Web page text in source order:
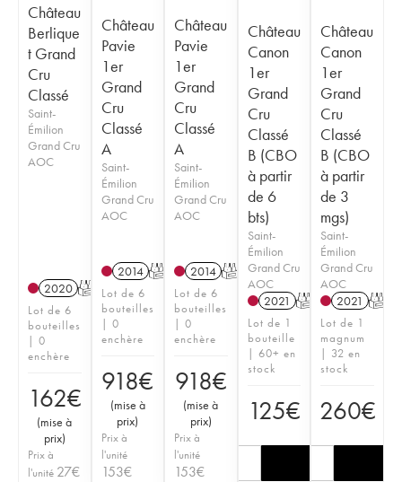
Château
Berlique
t Grand
Cru
Classé
Saint-
Émilion
Grand Cru
AOC
2020 T
Lot de 6
bouteilles
| 0
enchère
162€
(mise à
prix)
Prix à
l'unité 27€
Château
Pavie
1er
Grand
Cru
Classé
A
Saint-
Émilion
Grand Cru
AOC
2014 T
Lot de 6
bouteilles
| 0
enchère
918€
(mise à
prix)
Prix à
l'unité
153€
Château
Pavie
1er
Grand
Cru
Classé
A
Saint-
Émilion
Grand Cru
AOC
2014 T
Lot de 6
bouteilles
| 0
enchère
918€
(mise à
prix)
Prix à
l'unité
153€
Château
Canon
1er
Grand
Cru
Classé
B (CBO
à partir
de 6
bts)
Saint-
Émilion
Grand Cru
AOC
2021 T
Lot de 1
bouteille
| 60+ en
stock
125€
Château
Canon
1er
Grand
Cru
Classé
B (CBO
à partir
de 3
mgs)
Saint-
Émilion
Grand Cru
AOC
2021 T
Lot de 1
magnum
| 32 en
stock
260€